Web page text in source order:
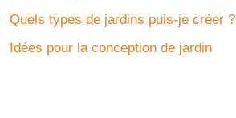
Quels types de jardins puis-je créer ?
Idées pour la conception de jardin